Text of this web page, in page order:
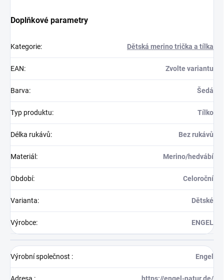
Doplňkové parametry
Kategorie: Dětská merino trička a tílka
EAN: Zvolte variantu
Barva: Šedá
Typ produktu: Tílko
Délka rukávů: Bez rukávů
Materiál: Merino/hedvábí
Období: Celoroční
Varianta: Dětské
Výrobce: ENGEL
Výrobní společnost : Engel
Adresa : https://engel-natur.de/